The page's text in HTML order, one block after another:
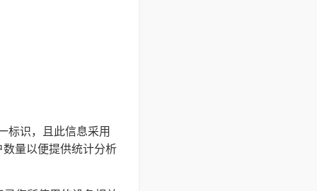
标识，且此信息采用
量以便提供统计分析